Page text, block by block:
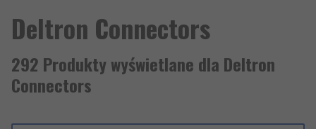
Deltron Connectors
292 Produkty wyświetlane dla Deltron
Connectors